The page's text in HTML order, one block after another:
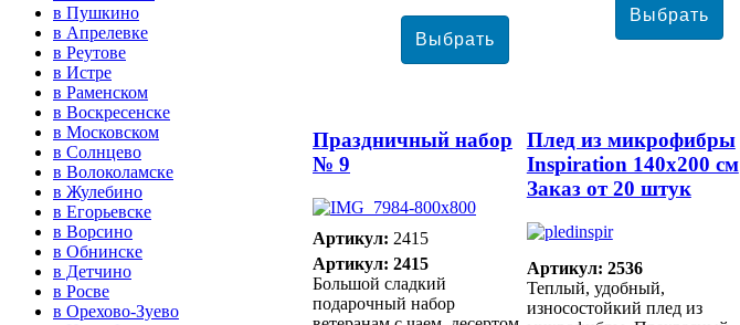
Праздничный набор
№ 9
Артикул: 2415
Артикул: 2415
Большой сладкий
подарочный набор
Плед из микрофибры
Inspiration 140х200 см
Заказ от 20 штук
Артикул: 2536
Теплый, удобный,
износостойкий плед из
в Пушкино
в Апрелевке
в Реутове
в Истре
в Раменском
в Воскресенске
в Московском
в Солнцево
в Волоколамске
в Жулебино
в Егорьевске
в Ворсино
в Обнинске
в Детчино
в Росве
в Орехово-Зуево